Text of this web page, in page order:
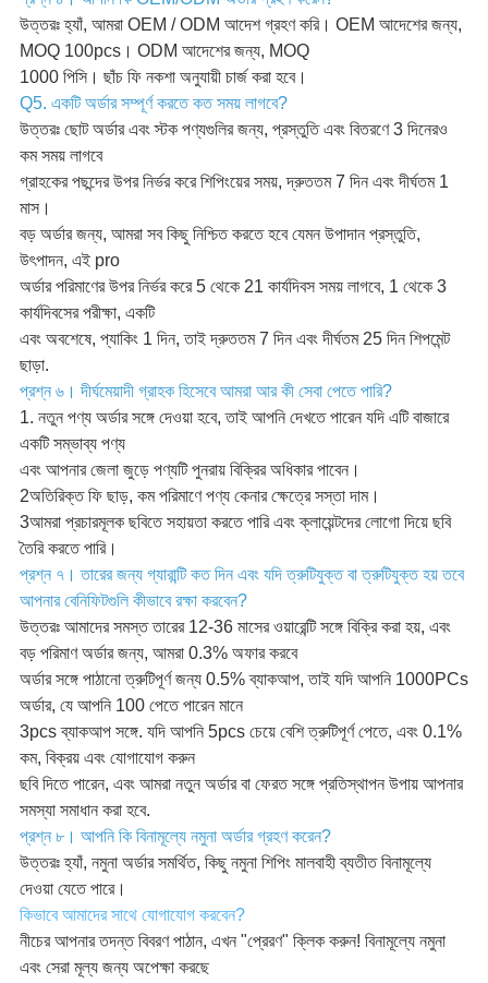
উত্তরঃ হ্যাঁ, আমরা OEM / ODM আদেশ গ্রহণ করি। OEM আদেশের জন্য,
MOQ 100pcs। ODM আদেশের জন্য, MOQ
1000 পিসি। ছাঁচ ফি নকশা অনুযায়ী চার্জ করা হবে।
Q5. একটি অর্ডার সম্পূর্ণ করতে কত সময় লাগবে?
উত্তরঃ ছোট অর্ডার এবং স্টক পণ্যগুলির জন্য, প্রস্তুতি এবং বিতরণে 3 দিনেরও
কম সময় লাগবে
গ্রাহকের পছন্দের উপর নির্ভর করে শিপিংয়ের সময়, দ্রুততম 7 দিন এবং দীর্ঘতম 1
মাস।
বড় অর্ডার জন্য, আমরা সব কিছু নিশ্চিত করতে হবে যেমন উপাদান প্রস্তুতি,
উৎপাদন, এই pro
অর্ডার পরিমাণের উপর নির্ভর করে 5 থেকে 21 কার্যদিবস সময় লাগবে, 1 থেকে 3
কার্যদিবসের পরীক্ষা, একটি
এবং অবশেষে, প্যাকিং 1 দিন, তাই দ্রুততম 7 দিন এবং দীর্ঘতম 25 দিন শিপমেন্ট
ছাড়া.
প্রশ্ন ৬। দীর্ঘমেয়াদী গ্রাহক হিসেবে আমরা আর কী সেবা পেতে পারি?
1. নতুন পণ্য অর্ডার সঙ্গে দেওয়া হবে, তাই আপনি দেখতে পারেন যদি এটি বাজারে
একটি সম্ভাব্য পণ্য
এবং আপনার জেলা জুড়ে পণ্যটি পুনরায় বিক্রির অধিকার পাবেন।
2অতিরিক্ত ফি ছাড়, কম পরিমাণে পণ্য কেনার ক্ষেত্রে সস্তা দাম।
3আমরা প্রচারমূলক ছবিতে সহায়তা করতে পারি এবং ক্লায়েন্টদের লোগো দিয়ে ছবি
তৈরি করতে পারি।
প্রশ্ন ৭। তারের জন্য গ্যারান্টি কত দিন এবং যদি ত্রুটিযুক্ত বা ত্রুটিযুক্ত হয় তবে
আপনার বেনিফিটগুলি কীভাবে রক্ষা করবেন?
উত্তরঃ আমাদের সমস্ত তারের 12-36 মাসের ওয়ারেন্টি সঙ্গে বিক্রি করা হয়, এবং
বড় পরিমাণ অর্ডার জন্য, আমরা 0.3% অফার করবে
অর্ডার সঙ্গে পাঠানো ত্রুটিপূর্ণ জন্য 0.5% ব্যাকআপ, তাই যদি আপনি 1000PCs
অর্ডার, যে আপনি 100 পেতে পারেন মানে
3pcs ব্যাকআপ সঙ্গে. যদি আপনি 5pcs চেয়ে বেশি ত্রুটিপূর্ণ পেতে, এবং 0.1%
কম, বিক্রয় এবং যোগাযোগ করুন
ছবি দিতে পারেন, এবং আমরা নতুন অর্ডার বা ফেরত সঙ্গে প্রতিস্থাপন উপায় আপনার
সমস্যা সমাধান করা হবে.
প্রশ্ন ৮। আপনি কি বিনামূল্যে নমুনা অর্ডার গ্রহণ করেন?
উত্তরঃ হ্যাঁ, নমুনা অর্ডার সমর্থিত, কিছু নমুনা শিপিং মালবাহী ব্যতীত বিনামূল্যে
দেওয়া যেতে পারে।
কিভাবে আমাদের সাথে যোগাযোগ করবেন?
নীচের আপনার তদন্ত বিবরণ পাঠান, এখন "প্রেরণ" ক্লিক করুন! বিনামূল্যে নমুনা
এবং সেরা মূল্য জন্য অপেক্ষা করছে